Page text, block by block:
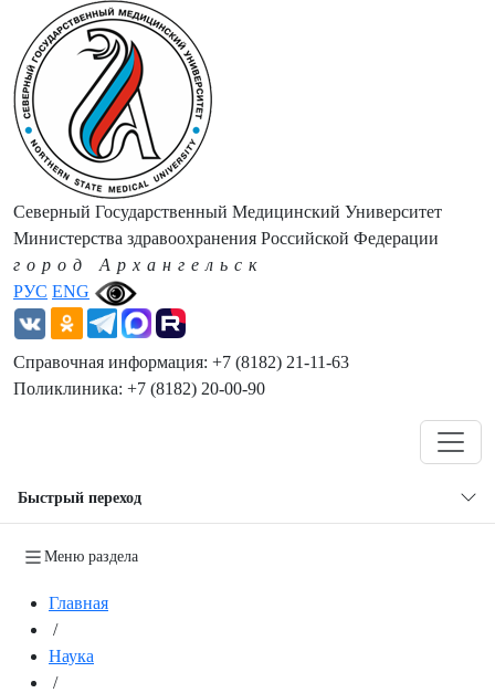
РУС ENG
Северный Государственный Медицинский Университет
Министерства здравоохранения Российской Федерации
город Архангельск
Справочная информация: +7 (8182) 21-11-63
Поликлиника: +7 (8182) 20-00-90
Быстрый переход
Меню раздела
Главная
/
Наука
/